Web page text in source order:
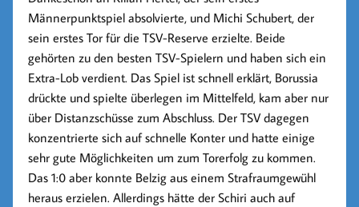
Männerpunktspiel absolvierte, und Michi Schubert, der
sein erstes Tor für die TSV-Reserve erzielte. Beide
gehörten zu den besten TSV-Spielern und haben sich ein
Extra-Lob verdient. Das Spiel ist schnell erklärt, Borussia
drückte und spielte überlegen im Mittelfeld, kam aber nur
über Distanzschüsse zum Abschluss. Der TSV dagegen
konzentrierte sich auf schnelle Konter und hatte einige
sehr gute Möglichkeiten um zum Torerfolg zu kommen.
Das 1:0 aber konnte Belzig aus einem Strafraumgewühl
heraus erzielen. Allerdings hätte der Schiri auch auf